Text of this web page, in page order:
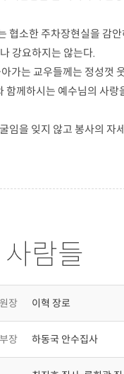
협소한 주차장현실을 감
강요하지는 않는다.
가는 교우들께는 정성껏
함께하시는 예수님의 사랑
임을 잊지 않고 봉사의 자
람들
장 이혁 장로
부장 하동국 안수집사